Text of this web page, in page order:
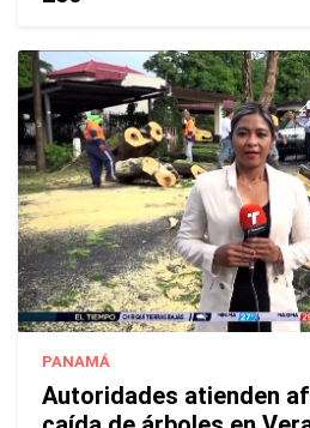
PANAMÁ
Autoridades atienden